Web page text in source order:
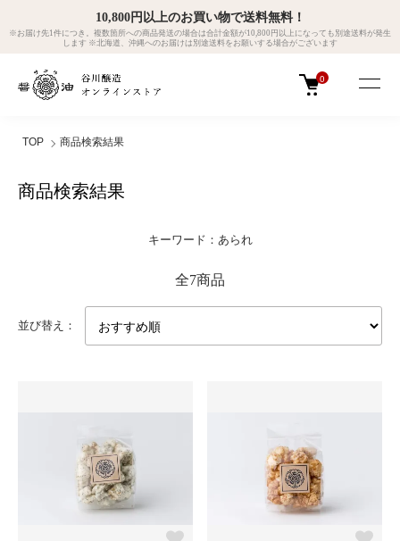
10,800円以上のお買い物で送料無料！
※お届け先1件につき。複数箇所への商品発送の場合は合計金額が10,800円以上になっても別途送料が発生
します ※北海道、沖縄へのお届けは別途送料をお願いする場合がございます
0
TOP 商品検索結果
商品検索結果
キーワード：あられ
全7商品
並び替え：